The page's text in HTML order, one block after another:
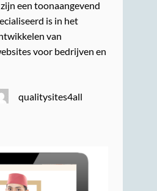
een toonaangevend
is in het
van
voor bedrijven en
qualitysites4all